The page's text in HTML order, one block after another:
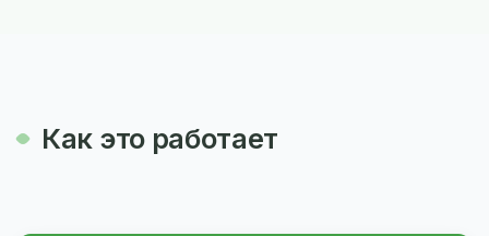
Как это работает